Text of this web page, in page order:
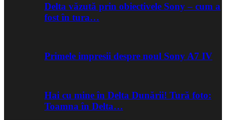
Delta văzută prin obiectivele Sony – cum a
fost în tura…
Primele impresii despre noul Sony A7 IV
Hai cu mine în Delta Dunării! Tură foto:
Toamna în Delta…